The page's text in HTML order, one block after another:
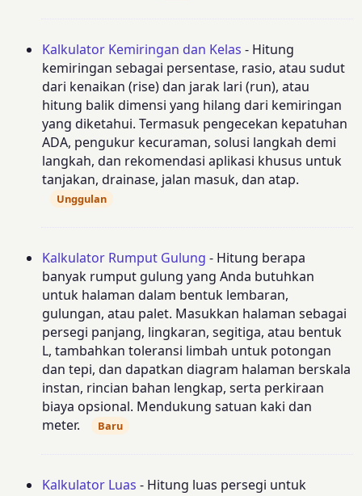
Kalkulator Kemiringan dan Kelas - Hitung
kemiringan sebagai persentase, rasio, atau sudut
dari kenaikan (rise) dan jarak lari (run), atau
hitung balik dimensi yang hilang dari kemiringan
yang diketahui. Termasuk pengecekan kepatuhan
ADA, pengukur kecuraman, solusi langkah demi
langkah, dan rekomendasi aplikasi khusus untuk
tanjakan, drainase, jalan masuk, dan atap.
Unggulan
Kalkulator Rumput Gulung - Hitung berapa
banyak rumput gulung yang Anda butuhkan
untuk halaman dalam bentuk lembaran,
gulungan, atau palet. Masukkan halaman sebagai
persegi panjang, lingkaran, segitiga, atau bentuk
L, tambahkan toleransi limbah untuk potongan
dan tepi, dan dapatkan diagram halaman berskala
instan, rincian bahan lengkap, serta perkiraan
biaya opsional. Mendukung satuan kaki dan
meter.
Baru
Kalkulator Luas - Hitung luas persegi untuk